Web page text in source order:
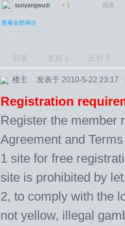
sunyangwudi + 1 同意
查看全部评分
回复 支持 1 反对 0
楼主 发表于 2010-5-22 23:17
Registration
Register the member
Agreement and
1 site for free
site is prohibited by
2, to comply with the
not yellow, illegal